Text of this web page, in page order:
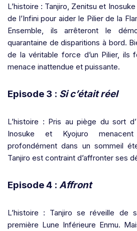
L’histoire : Tanjiro, Zenitsu et
de l’Infini pour aider le Pilier de la
Ensemble, ils arrêteront le
quarantaine de disparitions à bord.
de la véritable force d’un Pilier, ils
menace inattendue et puissante.
Episode 3 : Si c’était réel
L’histoire : Pris au piège du sort
Inosuke et Kyojuro
profondément dans un sommeil
Tanjiro est contraint d’affronter ses
Episode 4 : Affront
L’histoire : Tanjiro se réveille de
première Lune Inférieure Enmu.